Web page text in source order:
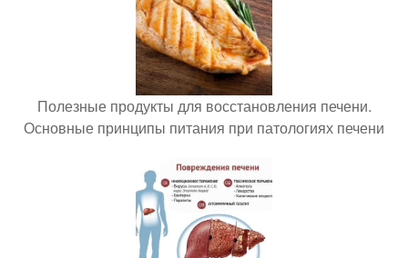
Полезные продукты для восстановления печени.
Основные принципы питания при патологиях печени